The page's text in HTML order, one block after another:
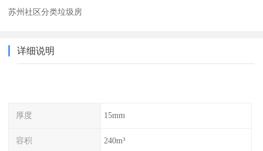
苏州社区分类垃圾房
详细说明
厚度 15mm
容积 240m³